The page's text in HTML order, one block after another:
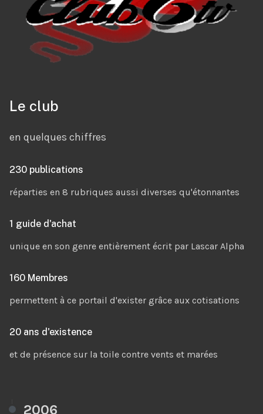
Le club
en quelques chiffres
230 publications
réparties en 8 rubriques aussi diverses qu'étonnantes
1 guide d'achat
unique en son genre entièrement écrit par Lascar Alpha
160 Membres
permettent à ce portail d'exister grâce aux cotisations
20 ans d'existence
et de présence sur la toile contre vents et marées
2006